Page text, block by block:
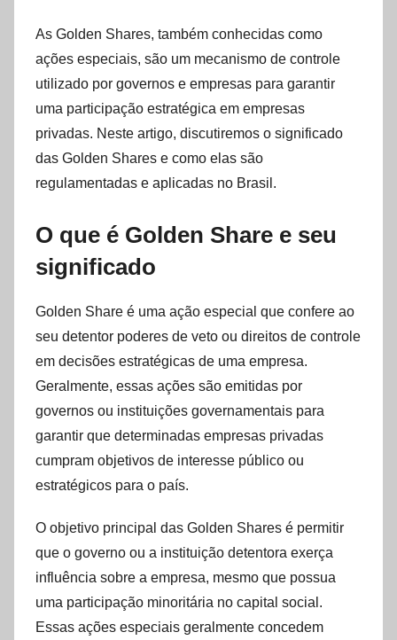
As Golden Shares, também conhecidas como
ações especiais, são um mecanismo de controle
utilizado por governos e empresas para garantir
uma participação estratégica em empresas
privadas. Neste artigo, discutiremos o significado
das Golden Shares e como elas são
regulamentadas e aplicadas no Brasil.
O que é Golden Share e seu
significado
Golden Share é uma ação especial que confere ao
seu detentor poderes de veto ou direitos de controle
em decisões estratégicas de uma empresa.
Geralmente, essas ações são emitidas por
governos ou instituições governamentais para
garantir que determinadas empresas privadas
cumpram objetivos de interesse público ou
estratégicos para o país.
O objetivo principal das Golden Shares é permitir
que o governo ou a instituição detentora exerça
influência sobre a empresa, mesmo que possua
uma participação minoritária no capital social.
Essas ações especiais geralmente concedem